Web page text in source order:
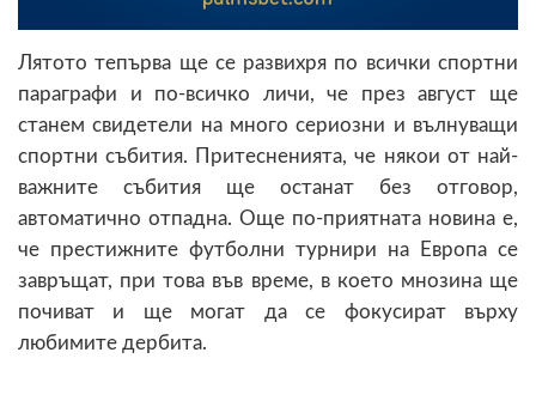
Лятото тепърва ще се развихря по всички спортни
параграфи и по-всичко личи, че през август ще
станем свидетели на много сериозни и вълнуващи
спортни събития. Притесненията, че някои от най-
важните събития ще останат без отговор,
автоматично отпадна. Още по-приятната новина е,
че престижните футболни турнири на Европа се
завръщат, при това във време, в което мнозина ще
почиват и ще могат да се фокусират върху
любимите дербита.